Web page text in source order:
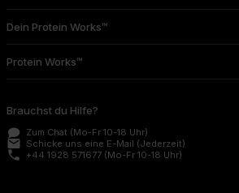
Dein Protein Works™
Protein Works™
Brauchst du Hilfe?
Zum Chat (Mo-Fr 10-18 Uhr)
email Schicke uns eine E-Mail (Jederzeit)
phone +44 1928 571677 (Mo-Fr 10-18 Uhr)